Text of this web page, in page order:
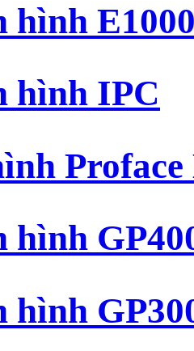
hình
hình IPC
hình
hình